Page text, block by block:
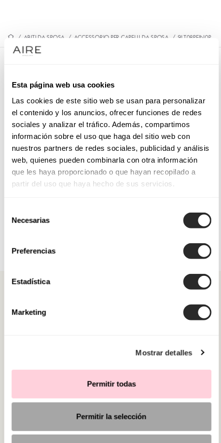
Esta página web usa cookies
Las cookies de este sitio web se usan para personalizar
el contenido y los anuncios, ofrecer funciones de redes
sociales y analizar el tráfico. Además, compartimos
información sobre el uso que haga del sitio web con
nuestros partners de redes sociales, publicidad y análisis
web, quienes pueden combinarla con otra información
que les haya proporcionado o que hayan recopilado a
partir del uso que haya hecho de sus servicios.
Necesarias
Preferencias
Estadística
Marketing
Mostrar detalles
Permitir todas
Permitir la selección
/ ABITI DA SPOSA / ACCESSORIO PER CAPELLI DA SPOSA / 9LT08PEIN0P
Pettinino da sposa. Realizzato in strass. Modello MB
Accessories.
PRENOTA UN APPUNTAMENTO
HAI BISOGNO DI AIUTO?
PUNTI VENDITA